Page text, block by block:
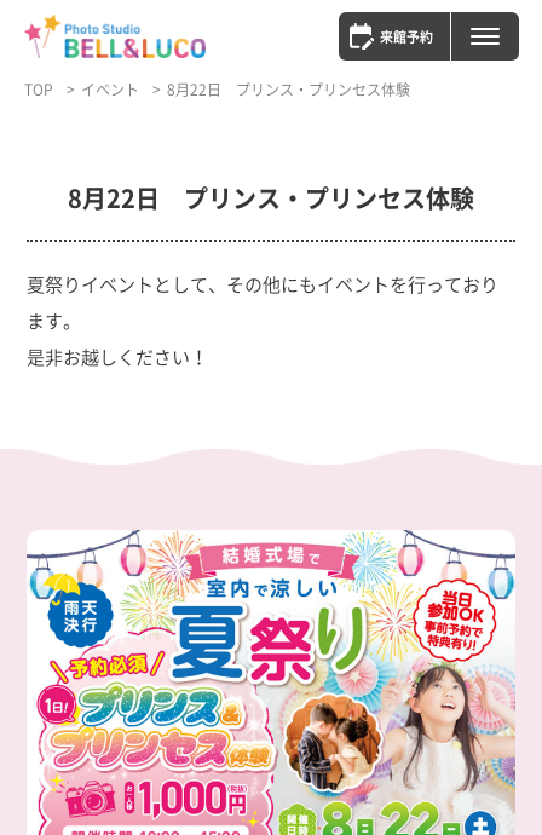
来館予約
TOP イベント 8月22日 プリンス・プリンセス体験
8月22日 プリンス・プリンセス体験
夏祭りイベントとして、その他にもイベントを行っており
ます。
是非お越しください！